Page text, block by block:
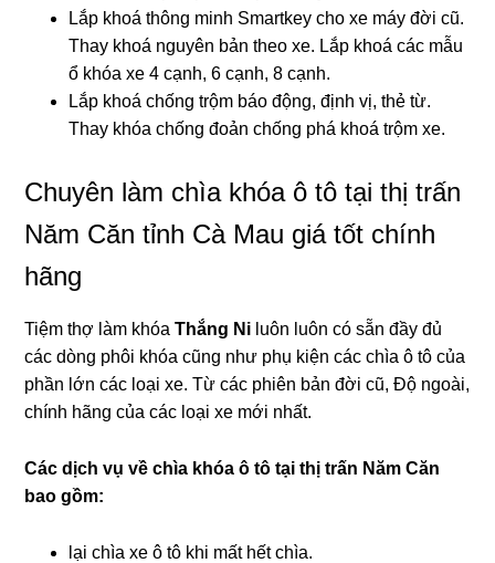
Lắp khoá thông minh Smartkey cho xe máy đời cũ.
Thay khoá nguyên bản theo xe. Lắp khoá các mẫu
ổ khóa xe 4 cạnh, 6 cạnh, 8 cạnh.
Lắp khoá chống trộm báo động, định vị, thẻ từ.
Thay khóa chống đoản chống phá khoá trộm xe.
Chuyên làm chìa khóa ô tô tại thị trấn
Năm Căn tỉnh Cà Mau giá tốt chính
hãng
Tiệm thợ làm khóaThắng Ni luôn luôn có sẵn đầy đủ
các dòng phôi khóa cũng như phụ kiện các chìa ô tô của
phần lớn các loại xe. Từ các phiên bản đời cũ, Độ ngoài,
chính hãng của các loại xe mới nhất.
Các dịch vụ về chìa khóa ô tô tại thị trấn Năm Căn
bao gồm:
lại chìa xe ô tô khi mất hết chìa.